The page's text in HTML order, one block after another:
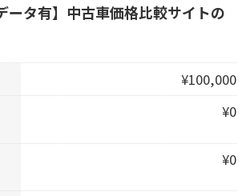
ータ有】中古車価格比較サイトの
¥100,000
¥0
¥0